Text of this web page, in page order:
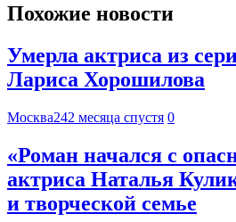
Похожие новости
Умерла актриса из
Лариса Хорошилова
Москва242 месяца спустя 0
«Роман начался с
актриса Наталья
и творческой семье